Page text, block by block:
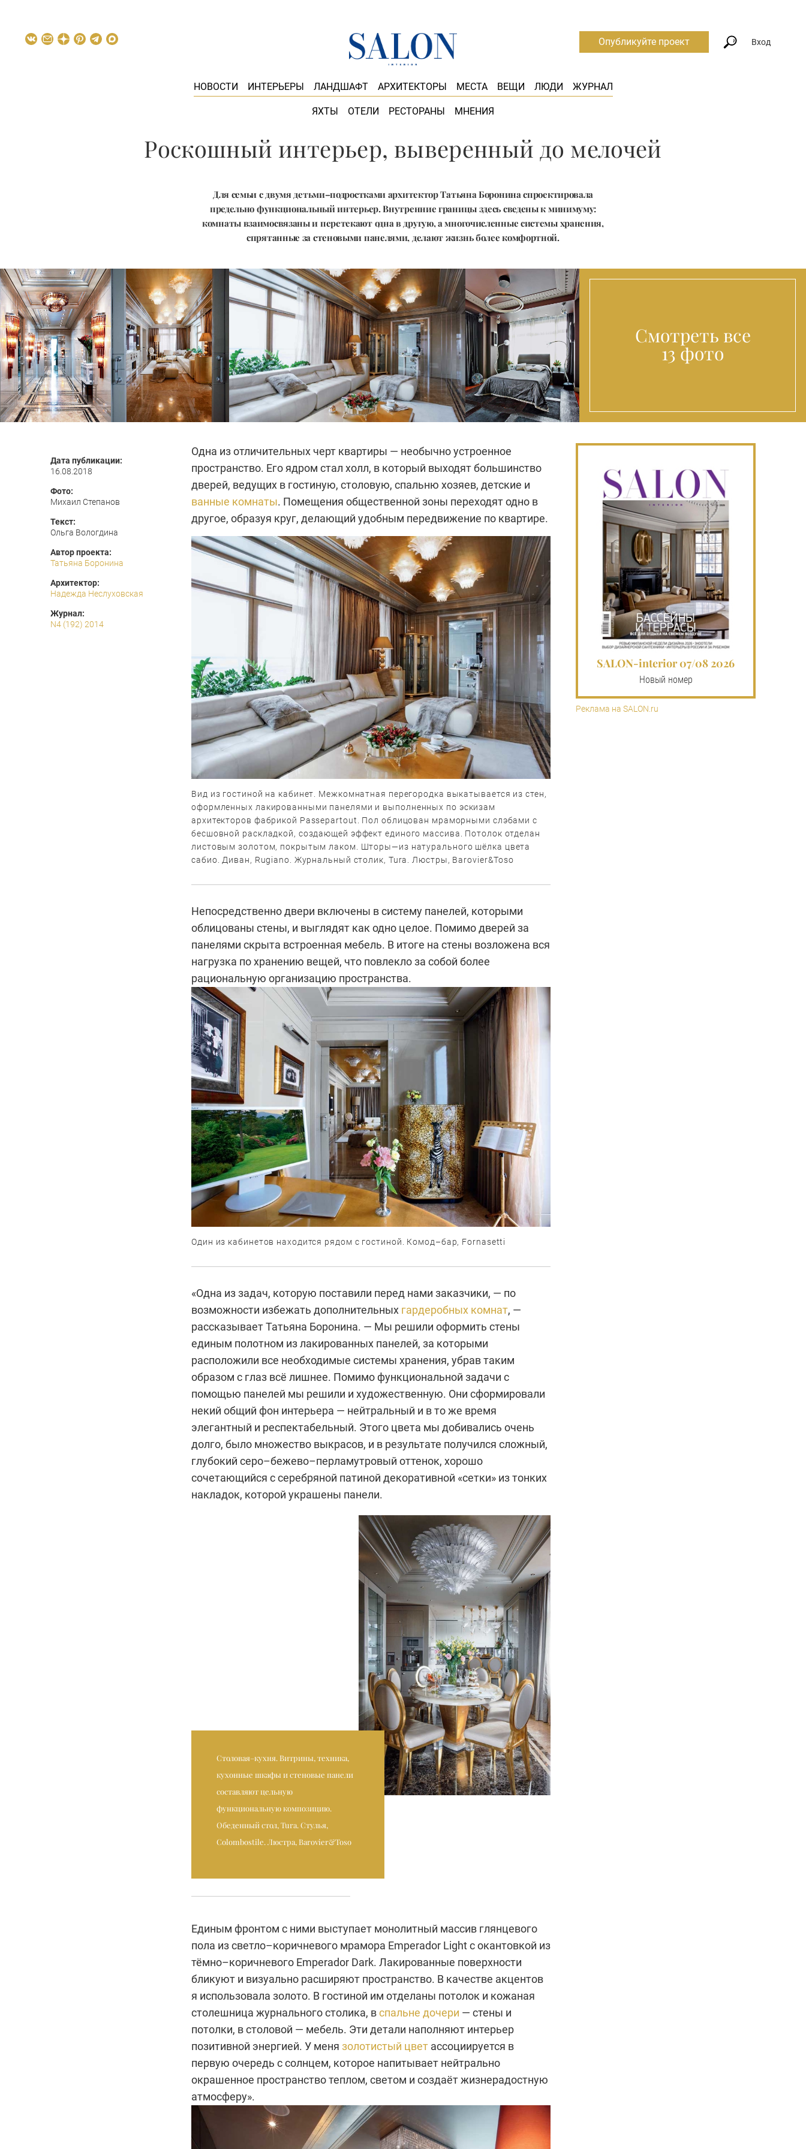
НОВОСТИ ИНТЕРЬЕРЫ ЛАНДШАФТ АРХИТЕКТОРЫ МЕСТА ВЕЩИ ЛЮДИ ЖУРНАЛ
ЯХТЫ ОТЕЛИ РЕСТОРАНЫ МНЕНИЯ
Опубликуйте проект Вход
Роскошный интерьер, выверенный до мелочей
Для семьи с двумя детьми–подростками архитектор Татьяна Боронина спроектировала
предельно функциональный интерьер. Внутренние границы здесь сведены к минимуму:
комнаты взаимосвязаны и перетекают одна в другую, а многочисленные системы хранения,
спрятанные за стеновыми панелями, делают жизнь более комфортной.
Смотреть все
13 фото
Дата публикации:
16.08.2018
Фото:
Михаил Степанов
Текст:
Ольга Вологдина
Автор проекта:
Татьяна Боронина
Архитектор:
Надежда Неслуховская
Журнал:
N4 (192) 2014
Одна из отличительных черт квартиры — необычно устроенное
пространство. Его ядром стал холл, в который выходят большинство
дверей, ведущих в гостиную, столовую, спальню хозяев, детские и
ванные комнаты. Помещения общественной зоны пере­ходят одно в
другое, образуя круг, делающий удобным передвижение по квартире.
Вид из гостиной на кабинет. Межкомнатная перегородка выкатывается из стен,
оформленных лакированными панелями и выполненных по эскизам
архитекторов фабрикой Passepartout. Пол облицован мраморными слэбами с
бесшовной раскладкой, создающей эффект единого массива. Потолок отделан
листовым золотом, покрытым лаком. Шторы—из натурального шёлка цвета
сабио. Диван, Rugiano. Журнальный столик, Tura. Люстры, Barovier&Toso
Непосредственно двери включены в систему панелей, которыми
облицованы стены, и выглядят как одно целое. Помимо дверей за
панелями скрыта встроенная мебель. В итоге на стены возложена вся
нагрузка по хранению вещей, что повлекло за собой более
рациональную организацию пространства.
Один из кабинетов находится рядом с гостиной. Комод–бар, Fornasetti
«Одна из задач, которую поставили перед нами заказчики, — по
возможности избежать дополнительных гардеробных комнат, —
рассказывает Татьяна Боронина. — Мы решили оформить стены
единым полотном из лакированных панелей, за которыми
расположили все необходимые системы хранения, убрав таким
образом с глаз всё лишнее. Помимо функциональной задачи с
помощью панелей мы решили и художественную. Они сформировали
некий общий фон интерьера — нейтральный и в то же время
элегантный и респектабельный. Этого цвета мы добивались очень
долго, было множество выкрасов, и в результате получился сложный,
глубокий серо–бежево–перламутровый оттенок, хорошо
сочетающийся с серебряной патиной декоративной «сетки» из тонких
накладок, которой украшены панели.
Столовая–кухня. Витрины, техника,
кухонные шкафы и стеновые панели
составляют цельную
функциональную композицию.
Обеденный стол, Tura. Стулья,
Colombostile. Люстра, Barovier&Toso
Единым фронтом с ними выступает монолитный массив глянцевого
пола из светло–коричневого мрамора Emperador Light с окантовкой из
тёмно–коричневого Emperador Dark. Ла­­кированные поверхности
бликуют и визуально расширяют пространство. В качестве акцентов
я использовала золото. В гостиной им отделаны потолок и кожаная
столешница журнального столика, вспальне дочери — стены и
потолки, в столовой — мебель. Эти детали наполняют интерьер
позитивной энергией. У меня золотистый цвет ассоциируется в
первую очередь с солнцем, которое напитывает нейтрально
окрашенное пространство теплом, светом и создаёт жизнерадостную
атмосферу».
SALON-interior 07/08 2026
Новый номер
Реклама на SALON.ru